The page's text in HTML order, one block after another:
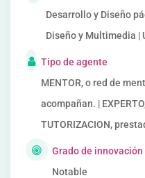
Desarrollo y Diseño
Diseño y Multimedia |
Tipo de agente
MENTOR, o red de
acompañan. |
TUTORIZACION,
Grado de
Notable